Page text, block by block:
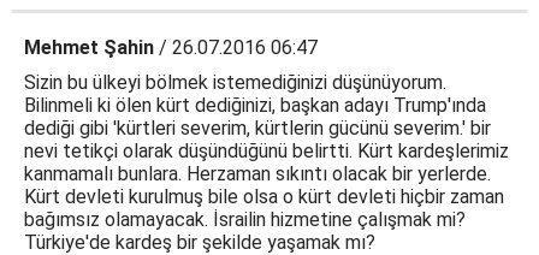
Mehmet Şahin / 26.07.2016 06:47
Sizin bu ülkeyi bölmek istemediğinizi düşünüyorum.
Bilinmeli ki ölen kürt dediğinizi, başkan adayı Trump'ında
dediği gibi 'kürtleri severim, kürtlerin gücünü severim.' bir
nevi tetikçi olarak düşündüğünü belirtti. Kürt kardeşlerimiz
kanmamalı bunlara. Herzaman sıkıntı olacak bir yerlerde.
Kürt devleti kurulmuş bile olsa o kürt devleti hiçbir zaman
bağımsız olamayacak. İsrailin hizmetine çalışmak mi?
Türkiye'de kardeş bir şekilde yaşamak mı?